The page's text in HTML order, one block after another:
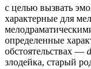
с целью вызвать
характерные для
определенные
обстоятельствах —
злодейка, старый